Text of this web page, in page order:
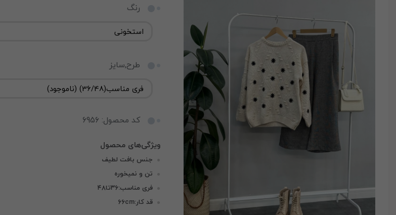
رنگ
طرح,سایز
کد محصول: 6956
جنس بافت لطیف
تن و نمیخوره
فری مناسب:۳۶تا۴۸
قد کار:۶۶cm